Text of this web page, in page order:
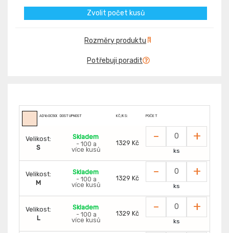
Zvolit počet kusů
Rozměry produktu
Potřebuji poradit
AD160C500 DOSTUPNOST KČ/KS: POČET
Velikost:
S
Skladem
- 100 a
více kusů
1329 Kč - +
ks
Velikost:
M
Skladem
- 100 a
více kusů
1329 Kč - +
ks
Velikost:
L
Skladem
- 100 a
více kusů
1329 Kč - +
ks